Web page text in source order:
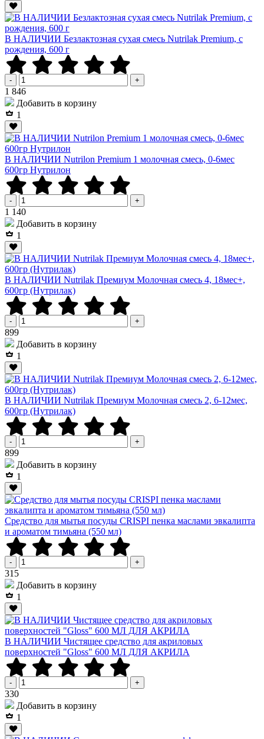
В НАЛИЧИИ Безлактозная сухая смесь Nutrilak Premium, с
рождения, 600 г
- +
1 846Р
Добавить в корзину
1
В НАЛИЧИИ Nutrilon Premium 1 молочная смесь, 0-6мес
600гр Нутрилон
- +
1 140Р
Добавить в корзину
1
В НАЛИЧИИ Nutrilak Премиум Молочная смесь 4, 18мес+,
600гр (Нутрилак)
- +
899Р
Добавить в корзину
1
В НАЛИЧИИ Nutrilak Премиум Молочная смесь 2, 6-12мес,
600гр (Нутрилак)
- +
899Р
Добавить в корзину
1
Средство для мытья посуды CRISPI пенка маслами эвкалипта
и ароматом тимьяна (550 мл)
- +
315Р
Добавить в корзину
1
В НАЛИЧИИ Чистящее средство для акриловых
поверхностей "Gloss" 600 МЛ ДЛЯ АКРИЛА
- +
330Р
Добавить в корзину
1